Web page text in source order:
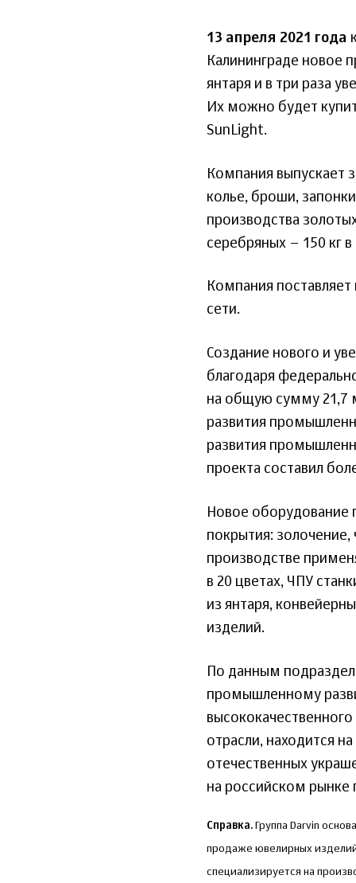
13 апреля 2021 года
Калининграде новое
янтаря и в три раза
Их можно будет
SunLight.
Компания выпускает
колье, броши,
производства
серебряных – 150 кг
Компания
сети.
Создание нового и
благодаря
на общую сумму 21,7
развития
развития
проекта составил
Новое оборудование
покрытия: золочение,
производстве
в 20 цветах, ЧПУ
из янтаря,
изделий.
По данным
промышленному
отрасли, находится
отечественных
на российском рынке
Справка. Группа Darvin
продаже ювелирных изделий
специализируется на